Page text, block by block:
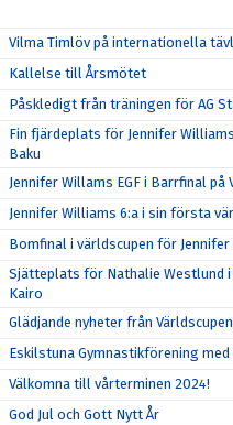
Vilma Timlöv på internationella
Kallelse till Årsmötet
Påskledigt från träningen för AG
Fin fjärdeplats för Jennifer
Baku
Jennifer Willams EGF i Barrfinal på
Jennifer Williams 6:a i sin första
Bomfinal i världscupen för
Sjätteplats för Nathalie Westlund i
Kairo
Glädjande nyheter från
Eskilstuna Gymnastikförening
Välkomna till vårterminen 2024!
God Jul och Gott Nytt År